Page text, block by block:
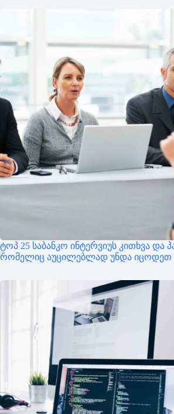
ტოპ 25 საბანკო ინტერვიუს კითხვა და
რომელიც აუცილებლად უნდა იცოდეთ